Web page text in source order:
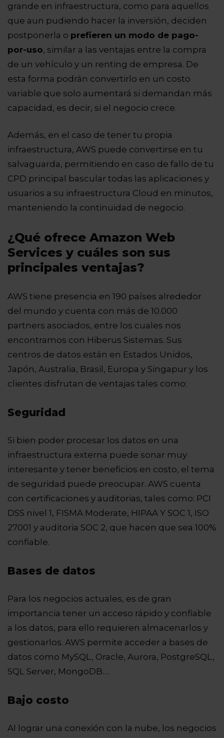
grande en infraestructura, como para aquellos
que aun pudiendo hacer la inversión, deciden
postponerla o prefieren un modo de pago-
por-uso, similar a las ventajas entre la compra
de un vehículo y un renting de empresa. De
esta forma podrán convertirlo en un costo
variable que solo aumentará si demandan más
capacidad, es decir, si el negocio crece.
Además, en el caso de tener tu propia
infraestructura, AWS puede convertirse en tu
salvaguarda, permitiendo en caso de fallo de tu
CPD principal bascular todas las aplicaciones y
usuarios a su infraestructura Cloud en minutos,
manteniendo la continuidad de negocio.
¿Qué ofrece Amazon Web
Services y cuáles son sus
principales ventajas?
AWS tiene presencia en 190 países alrededor
del mundo y cuenta con más de 10.000
partners asociados, entre los cuales nos
encontramos con Hiberus Sistemas. Sus
centros de datos están en Estados Unidos,
Japón, Australia, Brasil, Europa y Singapur y los
clientes disfrutan de ventajas tales como:
Seguridad
Si bien poder procesar los datos en una
infraestructura externa puede sonar muy
interesante y tener beneficios en costo, el tema
de seguridad puede preocupar. AWS cuenta
con certificaciones y auditorias, tales como: PCI
DSS nivel 1, FISMA Moderate, HIPAA Y SOC 1, ISO
27001 y auditoria SOC 2, que hacen que sea 100%
confiable.
Bases de datos
Para los negocios actuales, es de gran
importancia tener un acceso rápido y confiable
a los datos, para ello requieren almacenarlos y
gestionarlos. AWS permite acceder a bases de
datos como MySQL, Oracle, Aurora, PostgreSQL,
SQL Server, MongoDB….
Bajo costo
Al lograr una conexión con la nube, los negocios